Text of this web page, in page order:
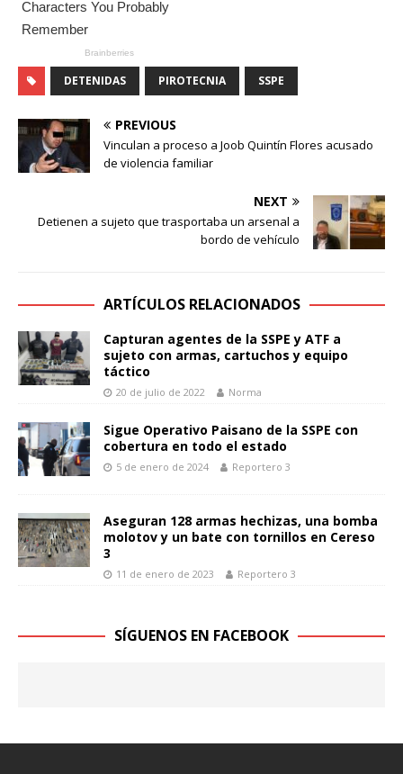
DETENIDAS PIROTECNIA SSPE
PREVIOUS
Vinculan a proceso a Joob Quintín Flores acusado
de violencia familiar
NEXT
Detienen a sujeto que trasportaba un arsenal a
bordo de vehículo
ARTÍCULOS RELACIONADOS
Capturan agentes de la SSPE y ATF a
sujeto con armas, cartuchos y equipo
táctico
20 de julio de 2022 Norma
Sigue Operativo Paisano de la SSPE con
cobertura en todo el estado
5 de enero de 2024 Reportero 3
Aseguran 128 armas hechizas, una bomba
molotov y un bate con tornillos en Cereso
3
11 de enero de 2023 Reportero 3
SÍGUENOS EN FACEBOOK